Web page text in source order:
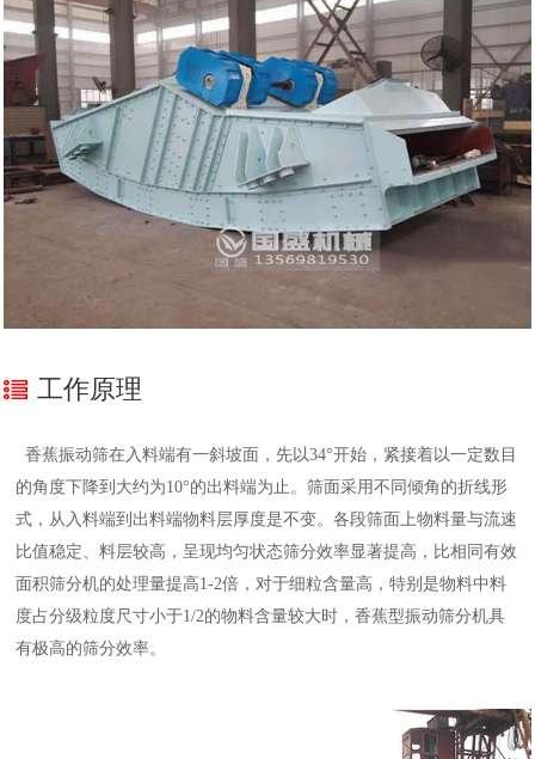
工作原理
香蕉振动筛在入料端有一斜坡面，先以34°开始，紧接着以一定数目
的角度下降到大约为10°的出料端为止。筛面采用不同倾角的折线形
式，从入料端到出料端物料层厚度是不变。各段筛面上物料量与流速
比值稳定、料层较高，呈现均匀状态筛分效率显著提高，比相同有效
面积筛分机的处理量提高1-2倍，对于细粒含量高，特别是物料中料
度占分级粒度尺寸小于1/2的物料含量较大时，香蕉型振动筛分机具
有极高的筛分效率。